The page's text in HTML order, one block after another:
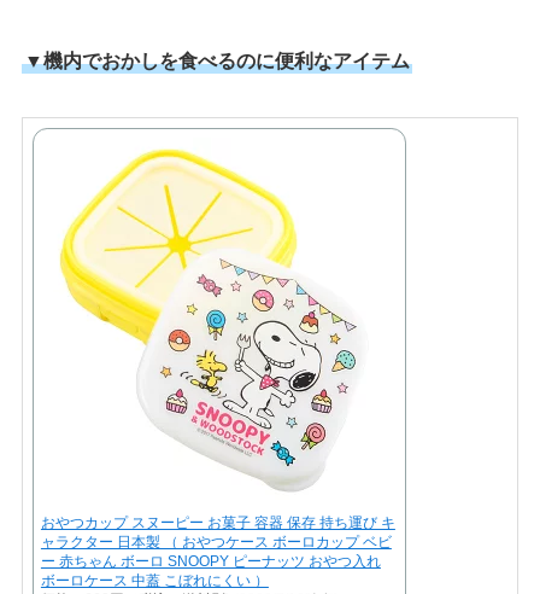
▼機内でおかしを食べるのに便利なアイテム
おやつカップ スヌーピー お菓子 容器 保存 持ち運び キ
ャラクター 日本製 （ おやつケース ボーロカップ ベビ
ー 赤ちゃん ボーロ SNOOPY ピーナッツ おやつ入れ
ボーロケース 中蓋 こぼれにくい ）